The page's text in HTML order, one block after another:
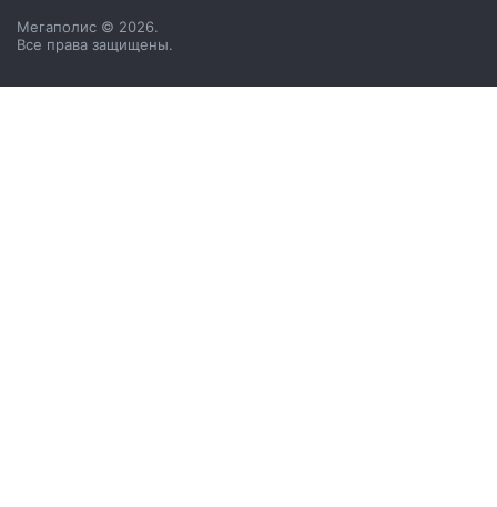
Мегаполис © 2026.
Все права защищены.